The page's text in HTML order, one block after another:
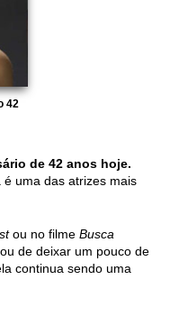
42
de 42 anos hoje.
uma das atrizes mais
ou no filme Busca
de deixar um pouco de
continua sendo uma